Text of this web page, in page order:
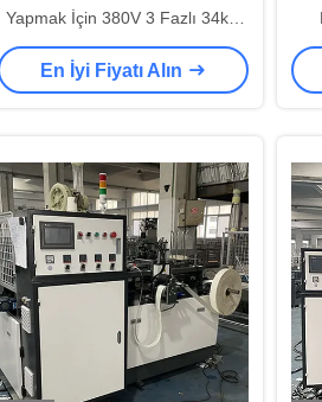
Yapmak İçin 380V 3 Fazlı 34kw
Yüksek Hızlı Kağıt Bardak
Şekillendirme Makinesi
En İyi Fiyatı Alın